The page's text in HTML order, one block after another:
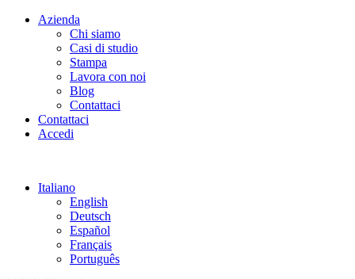
Azienda
Chi siamo
Casi di studio
Stampa
Lavora con noi
Blog
Contattaci
Contattaci
Accedi
Italiano
English
Deutsch
Español
Français
Português